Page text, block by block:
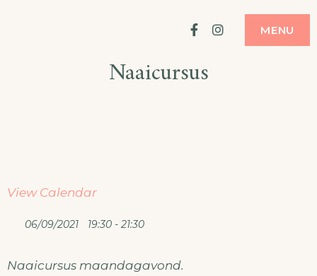
FacebookInstagram
MENU
Naaicursus
View Calendar
06/09/2021 19:30 - 21:30
Naaicursus maandagavond.